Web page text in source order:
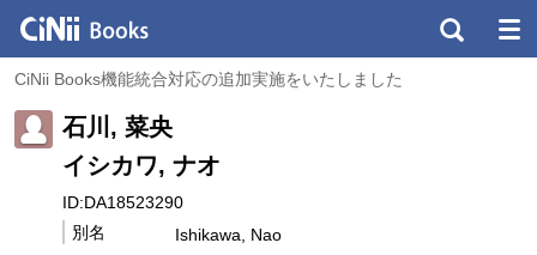
CiNii Books機能統合対応の追加実施をいたしました
石川, 菜央
イシカワ, ナオ
ID:DA18523290
別名
Ishikawa, Nao